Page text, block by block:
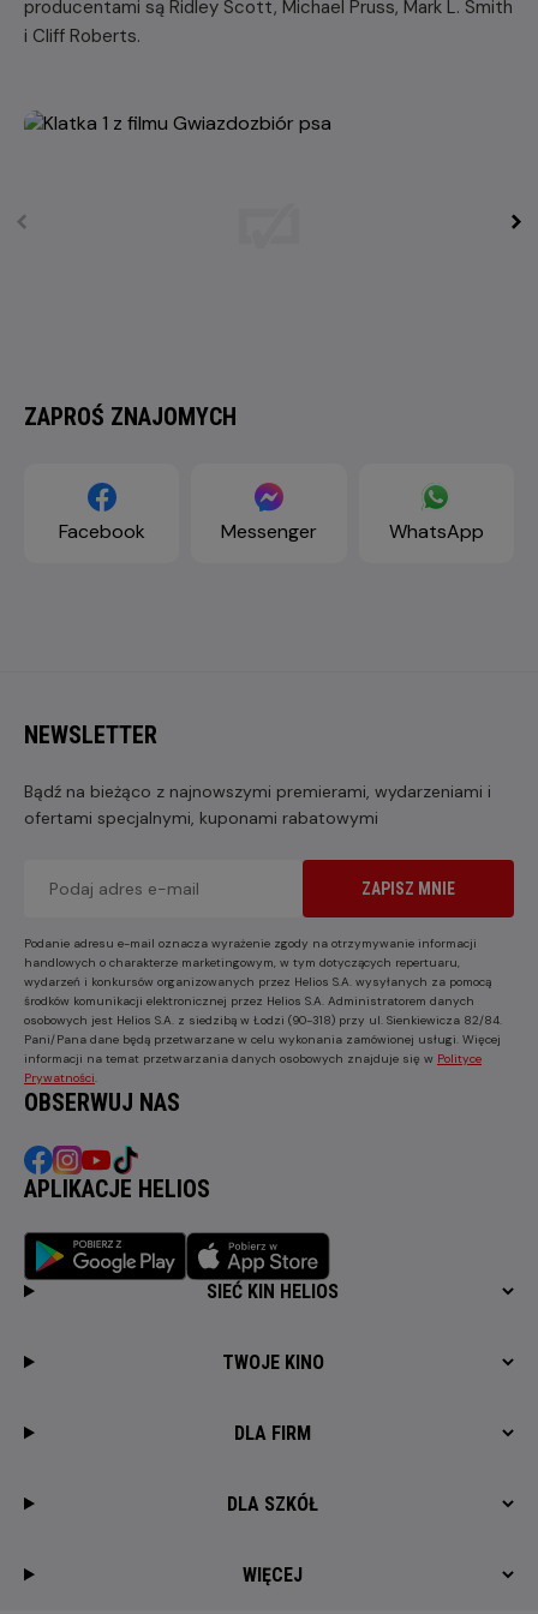
producentami są Ridley Scott, Michael Pruss, Mark L. Smith
i Cliff Roberts.
ZAPROŚ ZNAJOMYCH
Facebook Messenger WhatsApp
NEWSLETTER
Bądź na bieżąco z najnowszymi premierami, wydarzeniami i
ofertami specjalnymi, kuponami rabatowymi
ZAPISZ MNIE
Podanie adresu e-mail oznacza wyrażenie zgody na otrzymywanie informacji
handlowych o charakterze marketingowym, w tym dotyczących repertuaru,
wydarzeń i konkursów organizowanych przez Helios S.A. wysyłanych za pomocą
środków komunikacji elektronicznej przez Helios S.A. Administratorem danych
osobowych jest Helios S.A. z siedzibą w Łodzi (90-318) przy ul. Sienkiewicza 82/84.
Pani/Pana dane będą przetwarzane w celu wykonania zamówionej usługi. Więcej
informacji na temat przetwarzania danych osobowych znajduje się w Polityce
Prywatności
OBSERWUJ NAS
APLIKACJE HELIOS
SIEĆ KIN HELIOS
TWOJE KINO
DLA FIRM
DLA SZKÓŁ
WIĘCEJ